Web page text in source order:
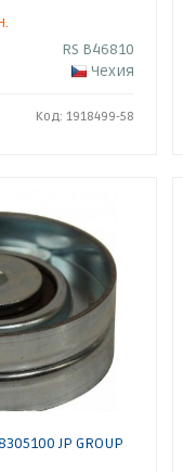
RS B46810
Чехия
Код: 1918499-58
JP GROUP